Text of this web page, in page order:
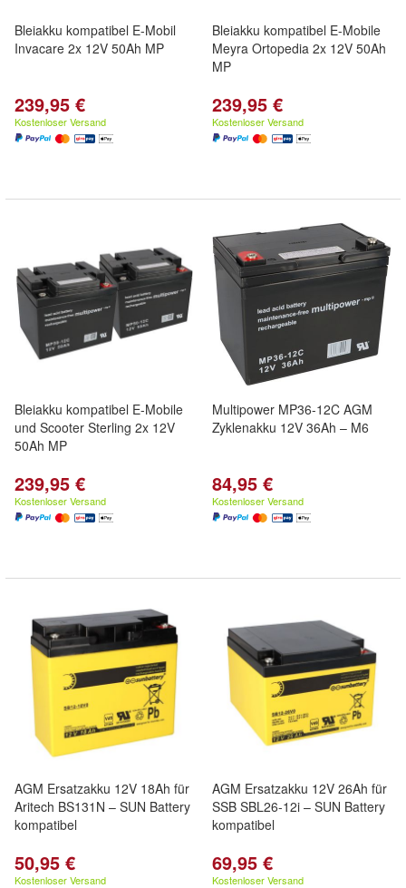
Bleiakku kompatibel E-Mobil
Invacare 2x 12V 50Ah MP
239,95 €
Kostenloser Versand
Bleiakku kompatibel E-Mobile
Meyra Ortopedia 2x 12V 50Ah
MP
239,95 €
Kostenloser Versand
Bleiakku kompatibel E-Mobile
und Scooter Sterling 2x 12V
50Ah MP
239,95 €
Kostenloser Versand
Multipower MP36-12C AGM
Zyklenakku 12V 36Ah – M6
84,95 €
Kostenloser Versand
AGM Ersatzakku 12V 18Ah für
Aritech BS131N – SUN Battery
kompatibel
50,95 €
Kostenloser Versand
AGM Ersatzakku 12V 26Ah für
SSB SBL26-12i – SUN Battery
kompatibel
69,95 €
Kostenloser Versand